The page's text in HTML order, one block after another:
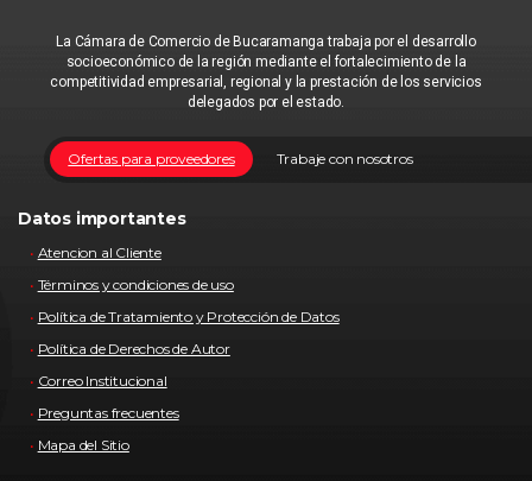
La Cámara de Comercio de Bucaramanga trabaja por el desarrollo
socioeconómico de la región mediante el fortalecimiento de la
competitividad empresarial, regional y la prestación de los servicios
delegados por el estado.
Trabaje con nosotros
Ofertas para proveedores
Datos importantes
Atencion al Cliente
Términos y condiciones de uso
Política de Tratamiento y Protección de Datos
Política de Derechos de Autor
Correo Institucional
Preguntas frecuentes
Mapa del Sitio